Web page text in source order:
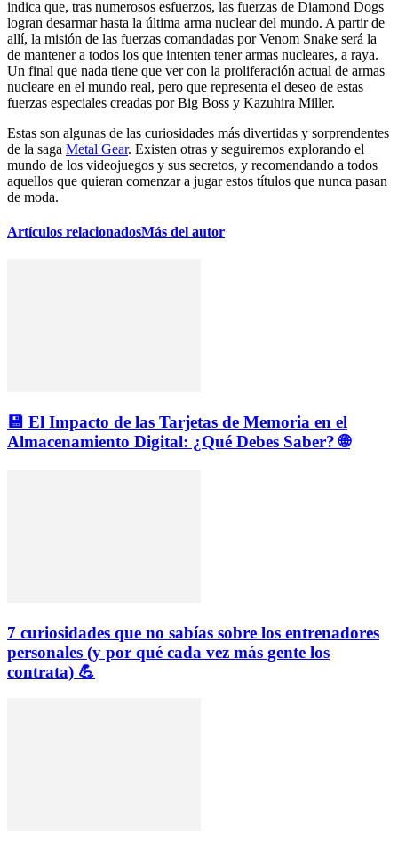
indica que, tras numerosos esfuerzos, las fuerzas de Diamond Dogs
logran desarmar hasta la última arma nuclear del mundo. A partir de
allí, la misión de las fuerzas comandadas por Venom Snake será la
de mantener a todos los que intenten tener armas nucleares, a raya.
Un final que nada tiene que ver con la proliferación actual de armas
nucleare en el mundo real, pero que representa el deseo de estas
fuerzas especiales creadas por Big Boss y Kazuhira Miller.
Estas son algunas de las curiosidades más divertidas y sorprendentes
de la saga Metal Gear. Existen otras y seguiremos explorando el
mundo de los videojuegos y sus secretos, y recomendando a todos
aquellos que quieran comenzar a jugar estos títulos que nunca pasan
de moda.
Artículos relacionadosMás del autor
💾 El Impacto de las Tarjetas de Memoria en el
Almacenamiento Digital: ¿Qué Debes Saber? 🌐
7 curiosidades que no sabías sobre los entrenadores
personales (y por qué cada vez más gente los
contrata) 💪